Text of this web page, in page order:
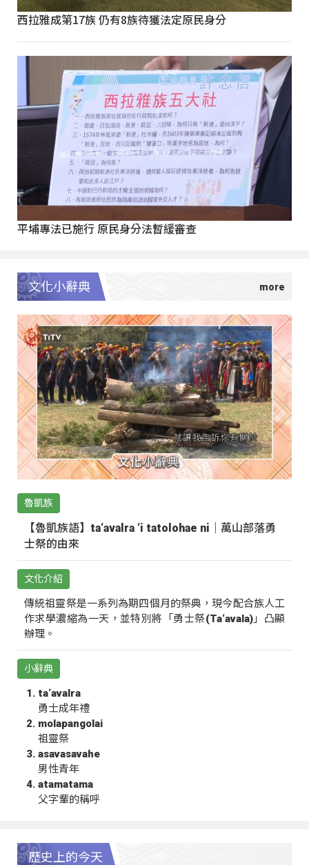
西拉雅成第17族 仍有8族待獲法定原民身分
平埔專法已施行 原民身分法暫緩審查
文化小辭典
魯凱族
【魯凱族語】ta‘avalra ‘i tatolohae ni｜萬山部落勇
士祭的由來
文化介紹
傳統祖靈祭是一系列為期四個月的祭典，現今配合族人工
作求學濃縮為一天，並特別將「勇士祭(Ta‘avala)」凸顯
辦理。
小辭典
ta‘avalra
勇士成年禮
molapangolai
祖靈祭
asavasavahe
男性青年
atamatama
父字輩的稱呼
歷史上的今天